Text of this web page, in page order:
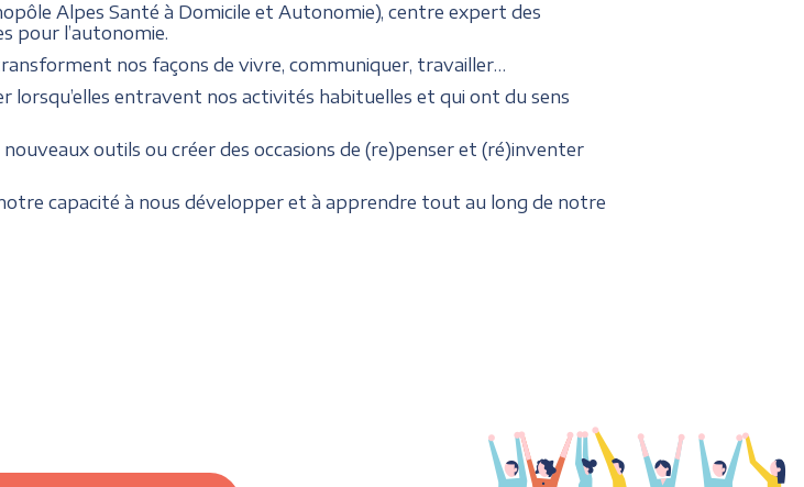
Alpes Santé à Domicile et Autonomie), centre expert des
pour l’autonomie.
nos façons de vivre, communiquer, travailler…
lorsqu’elles entravent nos activités habituelles et qui ont du sens
outils ou créer des occasions de (re)penser et (ré)inventer
capacité à nous développer et à apprendre tout au long de notre